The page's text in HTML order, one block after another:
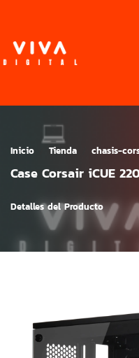
Inicio Tienda chasis-
Case Corsair iCUE
Detalles del Producto